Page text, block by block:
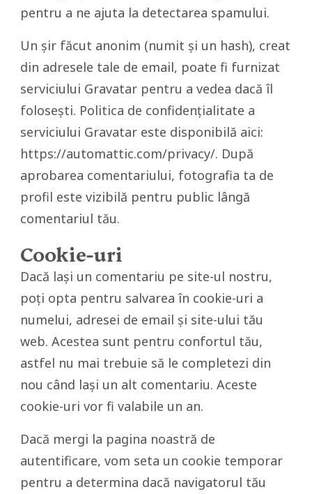
pentru a ne ajuta la detectarea spamului.
Un șir făcut anonim (numit și un hash), creat
din adresele tale de email, poate fi furnizat
serviciului Gravatar pentru a vedea dacă îl
folosești. Politica de confidențialitate a
serviciului Gravatar este disponibilă aici:
https://automattic.com/privacy/. După
aprobarea comentariului, fotografia ta de
profil este vizibilă pentru public lângă
comentariul tău.
Cookie-uri
Dacă lași un comentariu pe site-ul nostru,
poți opta pentru salvarea în cookie-uri a
numelui, adresei de email și site-ului tău
web. Acestea sunt pentru confortul tău,
astfel nu mai trebuie să le completezi din
nou când lași un alt comentariu. Aceste
cookie-uri vor fi valabile un an.
Dacă mergi la pagina noastră de
autentificare, vom seta un cookie temporar
pentru a determina dacă navigatorul tău